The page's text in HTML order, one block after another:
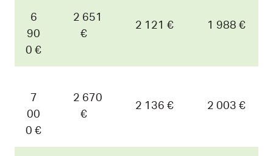
6
90
0 €
2 651
€
2 121 € 1 988 €
7
00
0 €
2 670
€
2 136 € 2 003 €